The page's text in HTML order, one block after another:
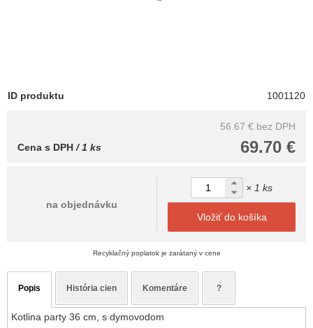
ID produktu 1001120
56.67 € bez DPH
69.70 €
Cena s DPH/ 1 ks
na objednávku
× 1 ks
Vložiť do košíka
Recyklačný poplatok je zarátaný v cene
Popis História cien Komentáre ?
Kotlina party 36 cm, s dymovodom